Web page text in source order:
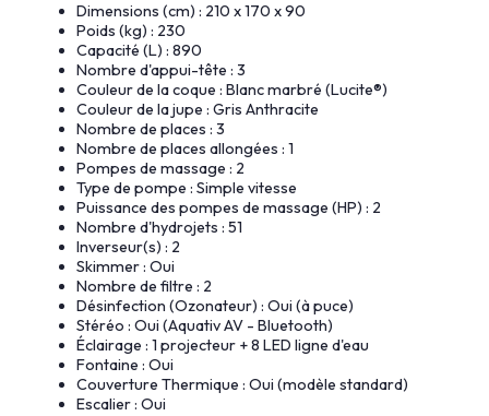
Dimensions (cm) : 210 x 170 x 90
Poids (kg) : 230
Capacité (L) : 890
Nombre d'appui-tête : 3
Couleur de la coque : Blanc marbré (Lucite®)
Couleur de la jupe : Gris Anthracite
Nombre de places : 3
Nombre de places allongées : 1
Pompes de massage : 2
Type de pompe : Simple vitesse
Puissance des pompes de massage (HP) : 2
Nombre d'hydrojets : 51
Inverseur(s) : 2
Skimmer : Oui
Nombre de filtre : 2
Désinfection (Ozonateur) : Oui (à puce)
Stéréo : Oui (Aquativ AV - Bluetooth)
Éclairage : 1 projecteur + 8 LED ligne d'eau
Fontaine : Oui
Couverture Thermique : Oui (modèle standard)
Escalier : Oui